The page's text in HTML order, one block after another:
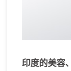
印度的美容